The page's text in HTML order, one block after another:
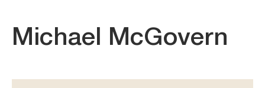
Michael McGovern